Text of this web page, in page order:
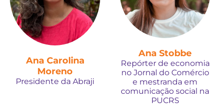
Ana Carolina
Moreno
Presidente da Abraji
Ana Stobbe
Repórter de economia
no Jornal do Comércio
e mestranda em
comunicação social na
PUCRS